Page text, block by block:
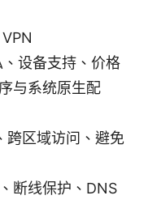
设备支持、价格
与系统原生配
跨区域访问、避免
断线保护、DNS